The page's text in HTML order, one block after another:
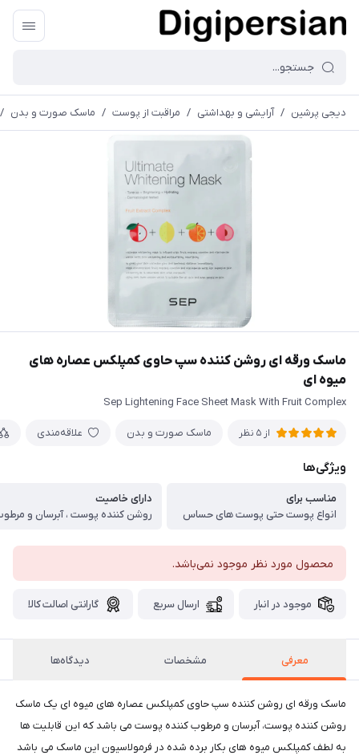
دیجی پرشین / آرایشی و بهداشتی / مراقبت از پوست / ماسک صورت و بدن /
ماسک ورقه ای روشن کننده سپ حاوی کمپلکس عصاره های
میوه ای
Sep Lightening Face Sheet Mask With Fruit Complex
از 5 نظر ماسک صورت و بدن علاقه‌مندی
ویژگی‌ها
مناسب برای
انواع پوست حتی پوست های حساس
دارای خاصیت
محصول مورد نظر موجود نمی‌باشد.
موجود در انبار ارسال سریع گارانتی اصالت کالا
معرفی مشخصات دیدگاه‌ها
ماسک ورقه ای روشن کننده سپ حاوی کمپلکس عصاره های میوه ای یک ماسک
روشن کننده پوست، آبرسان و مرطوب کننده پوست می باشد که این قابلیت ها
به لطف کمپلکس میوه های بکار برده شده در فرمولاسیون این ماسک می باشد